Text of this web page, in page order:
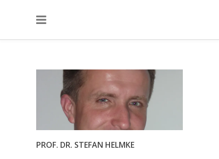
PROF. DR. STEFAN HELMKE